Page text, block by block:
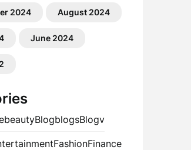
2024 August 2024
June 2024
beautyBlogblogsBlogv
FashionFinance